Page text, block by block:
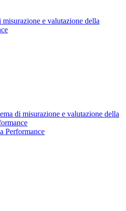
misurazione e valutazione della
di misurazione e valutazione della
Performance